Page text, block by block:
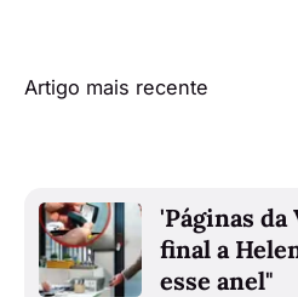
Artigo mais recente
'Páginas da
final a
esse anel"